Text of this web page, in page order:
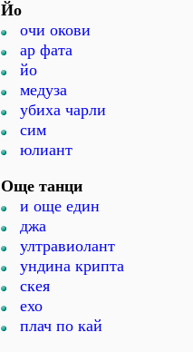
Йо
очи окови
ар фата
йо
медуза
убиха чарли
сим
юлиант
Още танци
и още един
джа
ултравиолант
ундина крипта
скея
ехо
плач по кай